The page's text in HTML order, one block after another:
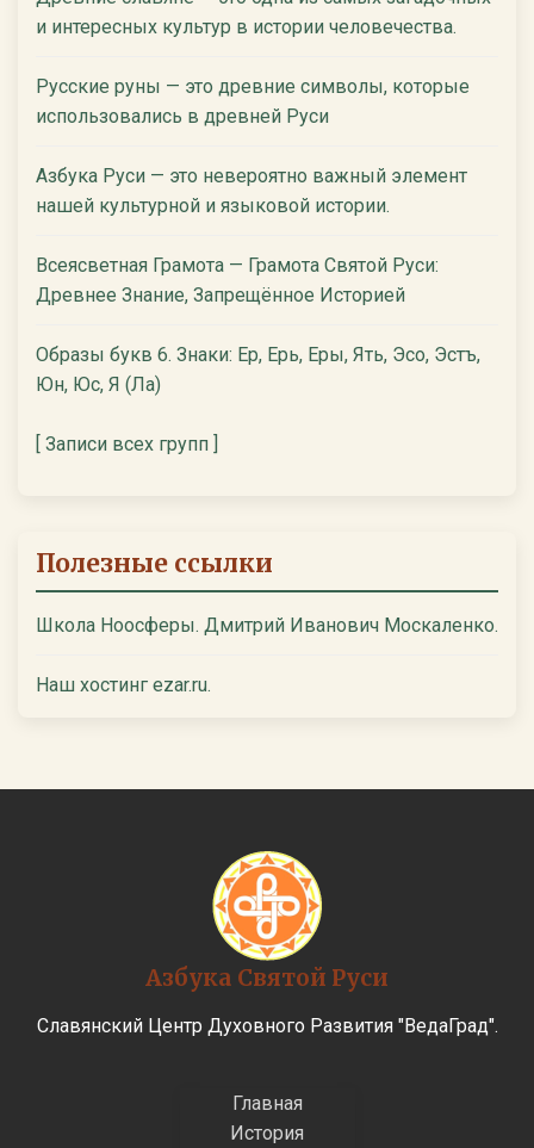
и интересных культур в истории человечества.
Русские руны — это древние символы, которые
использовались в древней Руси
Азбука Руси — это невероятно важный элемент
нашей культурной и языковой истории.
Всеясветная Грамота — Грамота Святой Руси:
Древнее Знание, Запрещённое Историей
Образы букв 6. Знаки: Ер, Ерь, Еры, Ять, Эсо, Эстъ,
Юн, Юс, Я (Ла)
[ Записи всех групп ]
Полезные ссылки
Школа Ноосферы. Дмитрий Иванович Москаленко.
Наш хостинг ezar.ru.
Азбука Святой Руси
Славянский Центр Духовного Развития "ВедаГрад".
Главная
История